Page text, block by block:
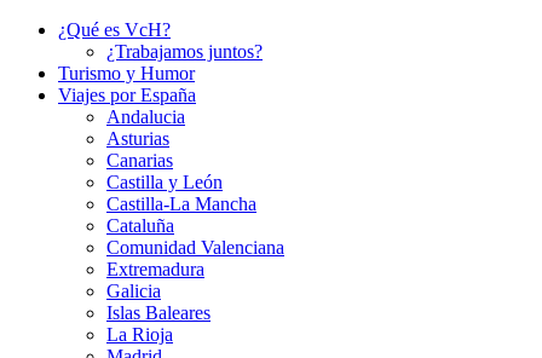
¿Qué es VcH?
¿Trabajamos juntos?
Turismo y Humor
Viajes por España
Andalucia
Asturias
Canarias
Castilla y León
Castilla-La Mancha
Cataluña
Comunidad Valenciana
Extremadura
Galicia
Islas Baleares
La Rioja